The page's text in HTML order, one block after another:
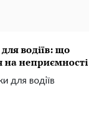
водіїв: що
на неприємності
для водіїв